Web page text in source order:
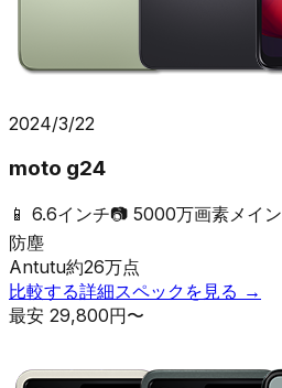
2024/3/22
moto g24
📱 6.6インチ📷 5000万画素メイン
防塵
Antutu約26万点
比較する詳細スペックを見る →
最安 29,800円〜